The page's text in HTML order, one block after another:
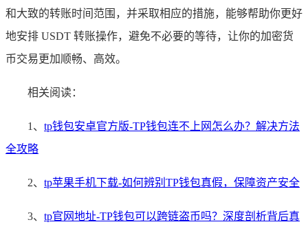
和大致的转账时间范围，并采取相应的措施，能够帮助你更好
地安排 USDT 转账操作，避免不必要的等待，让你的加密货
币交易更加顺畅、高效。
相关阅读：
1、 tp钱包安卓官方版-TP钱包连不上网怎么办？解决方法
全攻略
2、 tp苹果手机下载-如何辨别TP钱包真假，保障资产安全
3、 tp官网地址-TP钱包可以跨链盗币吗？深度剖析背后真